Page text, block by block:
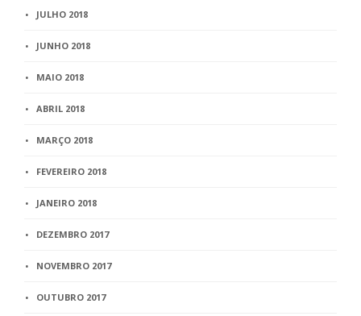
JULHO 2018
JUNHO 2018
MAIO 2018
ABRIL 2018
MARÇO 2018
FEVEREIRO 2018
JANEIRO 2018
DEZEMBRO 2017
NOVEMBRO 2017
OUTUBRO 2017